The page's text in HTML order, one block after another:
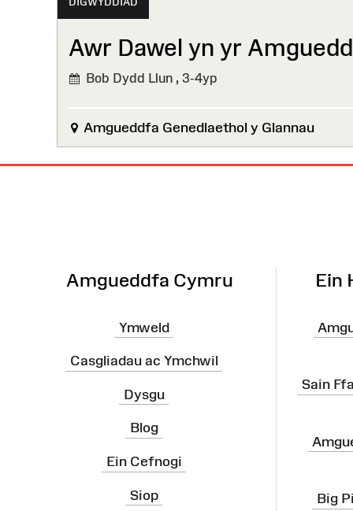
Awr Dawel yn yr
Bob Dydd Llun , 3-4yp
Amgueddfa Genedlaethol y Glannau
Amgueddfa Cymru
Ymweld
Casgliadau ac Ymchwil
Dysgu
Blog
Ein Cefnogi
Siop
Ein
Sain
Big